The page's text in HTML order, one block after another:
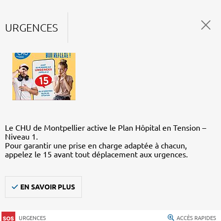
URGENCES
Le CHU de Montpellier active le Plan Hôpital en Tension –
Niveau 1.
Pour garantir une prise en charge adaptée à chacun,
appelez le 15 avant tout déplacement aux urgences.
EN SAVOIR PLUS
URGENCES ACCÈS RAPIDES